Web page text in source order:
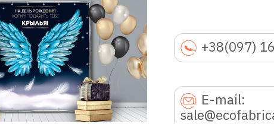
+38(097)
E-mail: